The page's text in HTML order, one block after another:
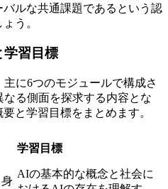
ルな共通課題であるという認
う。
学習目標
主に6つのモジュールで構成さ
る側面を探求する内容とな
と学習目標をまとめます。
学習目標
AIの基本的な概念と社会に